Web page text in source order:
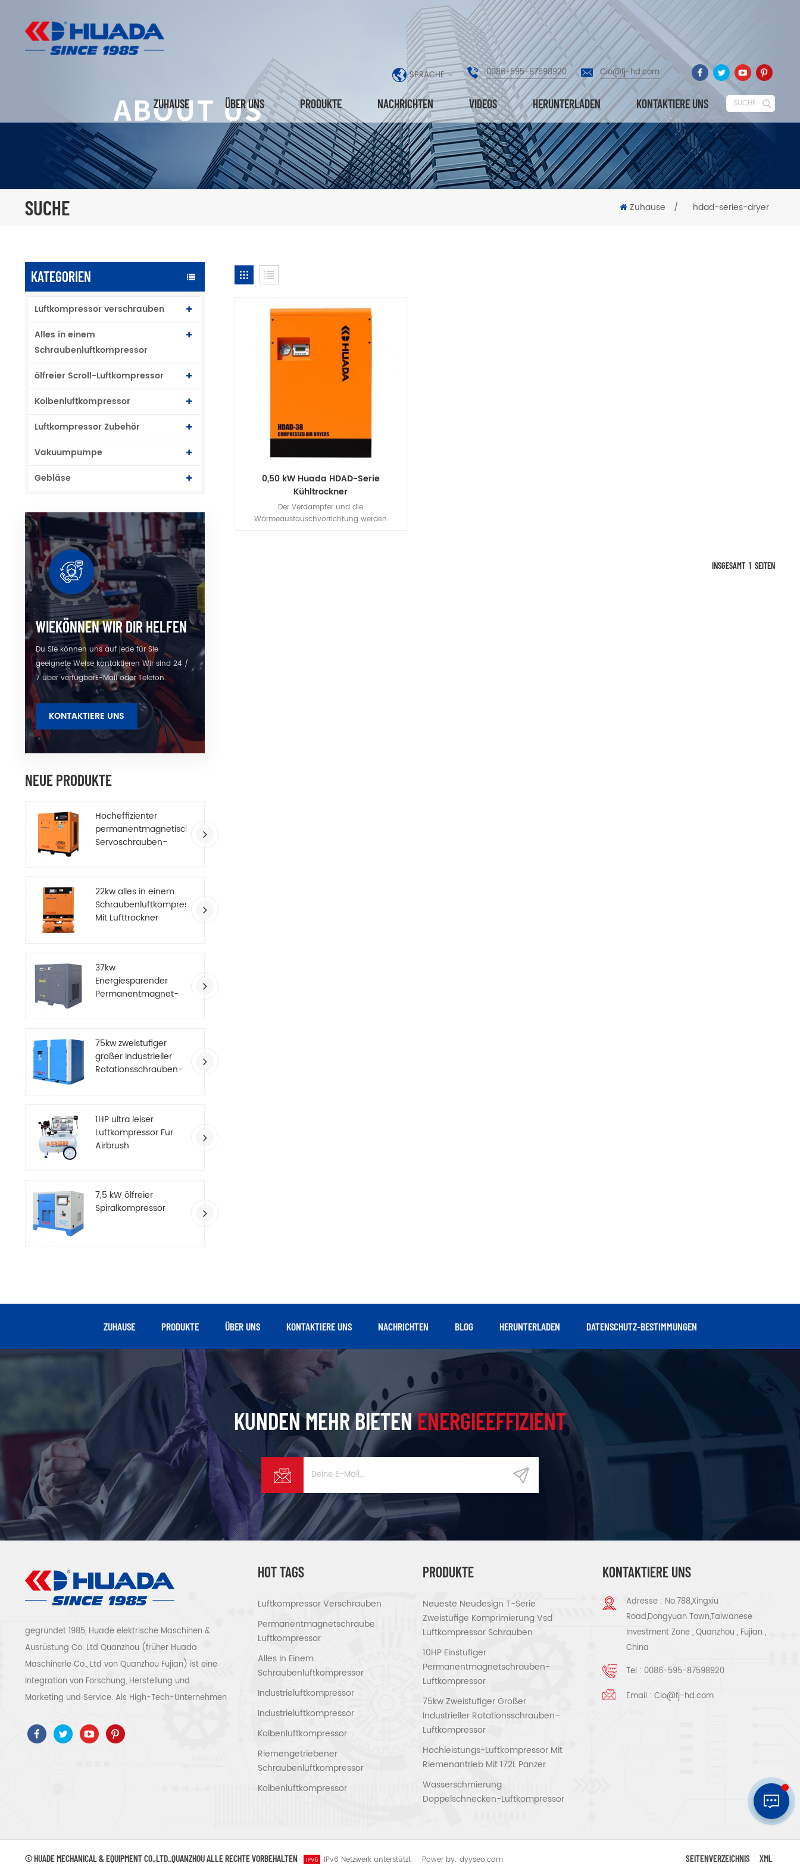
SPRACHE 0086-595-87598920 Cio@fj-hd.com
ZUHAUSE ÜBER UNS PRODUKTE NACHRICHTEN VIDEOS HERUNTERLADEN KONTAKTIERE UNS SUCHE
SUCHE Zuhause / hdad-series-dryer
KATEGORIEN
Luftkompressor verschrauben
Alles in einem
Schraubenluftkompressor
ölfreier Scroll-Luftkompressor
Kolbenluftkompressor
Luftkompressor Zubehör
Vakuumpumpe
Gebläse
WIEKÖNNEN WIR DIR HELFEN
Du Sie können uns auf jede für Sie
geeignete Weise kontaktieren Wir sind 24 /
7 über verfügbarE-Mail oder Telefon.
KONTAKTIERE UNS
NEUE PRODUKTE
Hocheffizienter
permanentmagnetischer
Servoschrauben-
22kw alles in einem
Schraubenluftkompressor
Mit Lufttrockner
37kw
Energiesparender
Permanentmagnet-
75kw zweistufiger
großer industrieller
Rotationsschrauben-
1HP ultra leiser
Luftkompressor Für
Airbrush
7,5 kW ölfreier
Spiralkompressor
0,50 kW Huada HDAD-Serie
Kühltrockner
Der Verdampfer und die
Wärmeaustauschvorrichtung werden
INSGESAMT 1 SEITEN
ZUHAUSE PRODUKTE ÜBER UNS KONTAKTIERE UNS NACHRICHTEN BLOG HERUNTERLADEN DATENSCHUTZ-BESTIMMUNGEN
KUNDEN MEHR BIETENENERGIEEFFIZIENT
gegründet 1985, Huade elektrische Maschinen &
Ausrüstung Co. Ltd Quanzhou (früher Huada
Maschinerie Co., Ltd von Quanzhou Fujian) ist eine
Integration von Forschung, Herstellung und
Marketing und Service. Als High-Tech-Unternehmen
、 ETL 、 CQC 、 ccc Qualitäts- und
Sicherheitszertifizierung, High-Tech-
HOT TAGS
Luftkompressor Verschrauben
Permanentmagnetschraube
Luftkompressor
Alles In Einem
Schraubenluftkompressor
Industrieluftkompressor
Industrieluftkompressor
Kolbenluftkompressor
Riemengetriebener
Schraubenluftkompressor
Kolbenluftkompressor
PRODUKTE
Neueste Neudesign T-Serie
Zweistufige Komprimierung Vsd
Luftkompressor Schrauben
10HP Einstufiger
Permanentmagnetschrauben-
Luftkompressor
75kw Zweistufiger Großer
Industrieller Rotationsschrauben-
Luftkompressor
Hochleistungs-Luftkompressor Mit
Riemenantrieb Mit 172L Panzer
Wasserschmierung
Doppelschnecken-Luftkompressor
KONTAKTIERE UNS
Adresse : No.788,Xingxiu
Road,Dongyuan Town,Taiwanese
Investment Zone , Quanzhou , Fujian ,
China
Tel : 0086-595-87598920
Email :Cio@fj-hd.com
© HUADE MECHANICAL & EQUIPMENT CO.,LTD..QUANZHOU ALLE RECHTE VORBEHALTEN IPv6 Netzwerk unterstützt Power by: dyyseo.com SEITENVERZEICHNIS XML